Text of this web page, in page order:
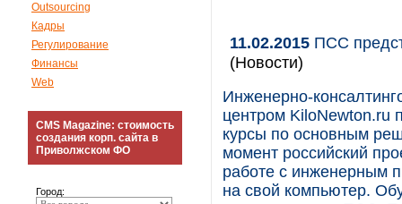
Outsourcing
Кадры
Регулирование
Финансы
Web
CMS Magazine: стоимость
создания корп. сайта в
Приволжском ФО
Город:
11.02.2015 ПСС
(Новости)
Инженерно-
центром KiloNewton.ru
курсы по основным
момент российский
работе с инженерным
на свой компьютер.